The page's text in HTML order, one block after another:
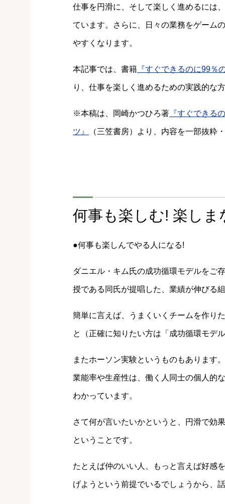
仕事を円滑に、そして楽しく進めるには
ています。さらに、日々の業務をゲーム
やすくなります。
本記事では、書籍 『すぐできるのに99％
り、仕事を楽しく進めるための実践的な
※本稿は、岡崎かつひろ著 『すぐできる
ツ』 （三笠書房）より、内容を一部抜粋
何事も楽しむ! 楽し
●何事も楽しんでやる人になる!
ダニエル・キム氏の成功循環モデルをご
授である同氏が提唱した、業績が伸びる
簡単に言えば、うまくいくチームを作り
と（正確に知りたい方は「成功循環モデ
またホーソン実験というものもあります
業能率や生産性は、働く人同士の個人的
わかっています。
さて何が言いたいかというと、円滑で効
ということです。
たとえば仲のいい人、もっと言えば好感
げようという前提でいるでしょうから、